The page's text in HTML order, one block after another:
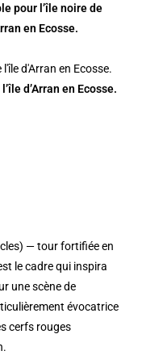
pour l’île noire de
en Ecosse.
d’Arran en Ecosse.
— tour fortifiée en
le cadre qui inspira
une scène de
évocatrice
cerfs rouges